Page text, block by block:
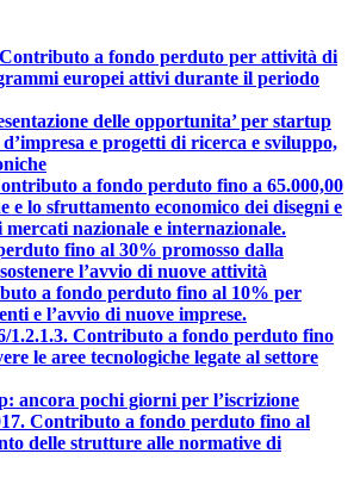
a fondo perduto per attività di
europei attivi durante il periodo
delle opportunita’ per startup
e progetti di ricerca e sviluppo,
a fondo perduto fino a 65.000,00
e lo sfruttamento economico dei disegni e
nazionale e internazionale.
fino al 30% promosso dalla
l’avvio di nuove attività
a fondo perduto fino al 10% per
e l’avvio di nuove imprese.
1.2.1.3. Contributo a fondo perduto fino
le aree tecnologiche legate al settore
ancora pochi giorni per l’iscrizione
Contributo a fondo perduto fino al
delle strutture alle normative di